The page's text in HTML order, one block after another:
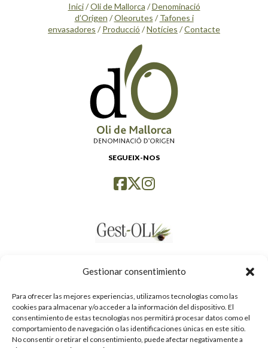
Gestionar consentimiento
Para ofrecer las mejores experiencias, utilizamos tecnologías como las
cookies para almacenar y/o acceder a la información del dispositivo. El
consentimiento de estas tecnologías nos permitirá procesar datos como el
comportamiento de navegación o las identificaciones únicas en este sitio.
No consentir o retirar el consentimiento, puede afectar negativamente a
Inici/Oli de Mallorca /Denominació
d’Origen /Oleorutes / Tafones i
envasadores / Producció /Notícies /Contacte
SEGUEIX-NOS